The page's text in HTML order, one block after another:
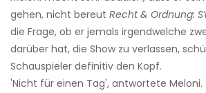
gehen, nicht bereut Recht & Ordnung:
die Frage, ob er jemals irgendwelche
darüber hat, die Show zu verlassen,
Schauspieler definitiv den Kopf.
'Nicht für einen Tag', antwortete